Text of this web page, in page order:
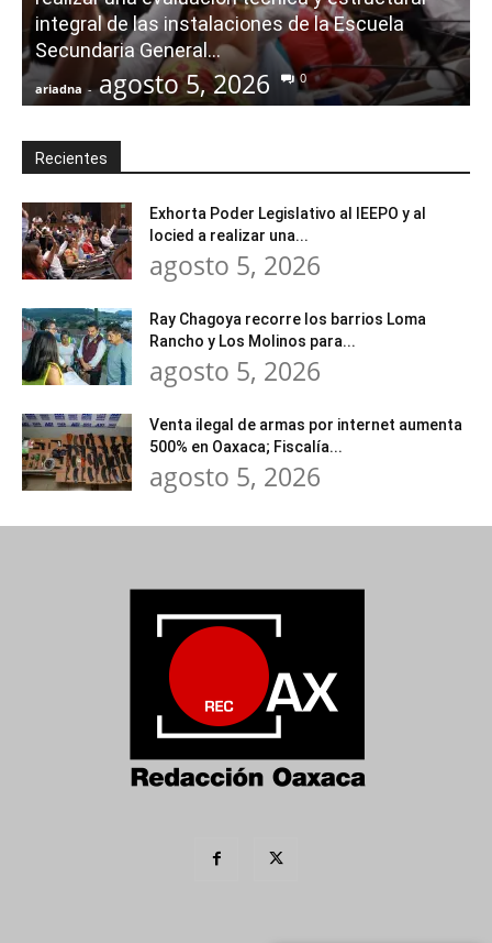
integral de las instalaciones de la Escuela
Secundaria General...
ariadna - agosto 5, 2026 0
Recientes
Exhorta Poder Legislativo al IEEPO y al
Iocied a realizar una...
agosto 5, 2026
Ray Chagoya recorre los barrios Loma
Rancho y Los Molinos para...
agosto 5, 2026
Venta ilegal de armas por internet aumenta
500% en Oaxaca; Fiscalía...
agosto 5, 2026